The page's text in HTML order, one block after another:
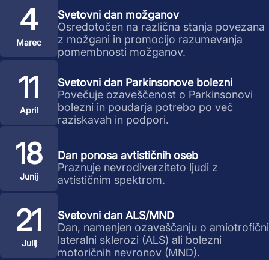
4
Marec
Svetovni dan možganov
Osredotočen na različna stanja povezana
z možgani in promocijo razumevanja
pomembnosti možganov.
11
April
Svetovni dan Parkinsonove bolezni
Povečuje ozaveščenost o Parkinsonovi
bolezni in poudarja potrebo po več
raziskavah in podpori.
18
Junij
Dan ponosa avtističnih oseb
Praznuje nevrodiverziteto ljudi z
avtističnim spektrom.
21
Julij
Svetovni dan ALS/MND
Dan, namenjen ozaveščanju o amiotrofični
lateralni sklerozi (ALS) ali bolezni
motoričnih nevronov (MND).